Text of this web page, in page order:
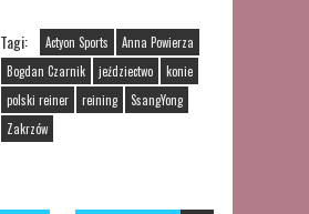
Tagi: Actyon Sports
Anna Powierza
Bogdan Czarnik
jeździectwo
konie
polski reiner
reining
SsangYong
Zakrzów